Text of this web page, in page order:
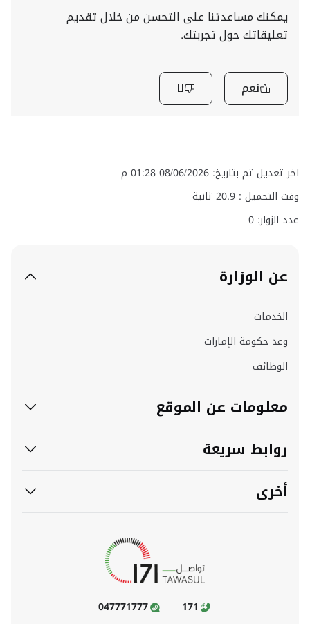
يمكنك مساعدتنا على التحسن من خلال تقديم
تعليقاتك حول تجربتك.
نعم لا
اخر تعديل تم بتاريخ: 08/06/2026 01:28 م
وقت التحميل : 20.9 ثانية
عدد الزوار: 0
عن الوزارة
الخدمات
وعد حكومة الإمارات
الوظائف
معلومات عن الموقع
روابط سريعة
أخرى
171
047771777